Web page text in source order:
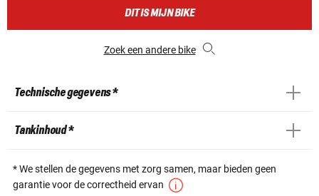
DIT IS MIJN BIKE
Zoek een andere bike
Technische gegevens *
Tankinhoud *
* We stellen de gegevens met zorg samen, maar bieden geen
garantie voor de correctheid ervan